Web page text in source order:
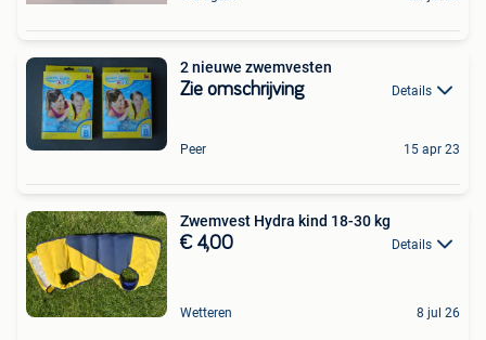
2 nieuwe zwemvesten
Zie omschrijving Details
Peer 15 apr 23
Zwemvest Hydra kind 18-30 kg
€ 4,00 Details
Wetteren 8 jul 26